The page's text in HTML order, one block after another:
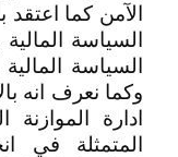
الآمن كما
السياسة
السياسة
وكما نعرف انه
ادارة
المتمثلة في